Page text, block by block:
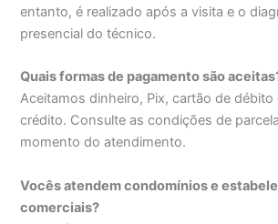
entanto, é realizado após a visita e o
presencial do técnico.
Quais formas de pagamento são
Aceitamos dinheiro, Pix, cartão de débito
crédito. Consulte as condições de
momento do atendimento.
Vocês atendem condomínios e
comerciais?